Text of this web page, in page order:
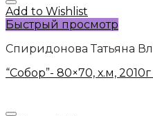
Add to Wishlist
Быстрый просмотр
Спиридонова Татьяна
“Собор”- 80×70, х.м,